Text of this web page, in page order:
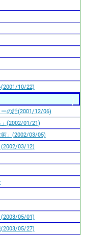
(2001/10/22)
の話(2001/12/06)
」(2002/01/21)
術」(2002/03/05)
(2002/03/12)
(2003/05/01)
(2003/05/27)